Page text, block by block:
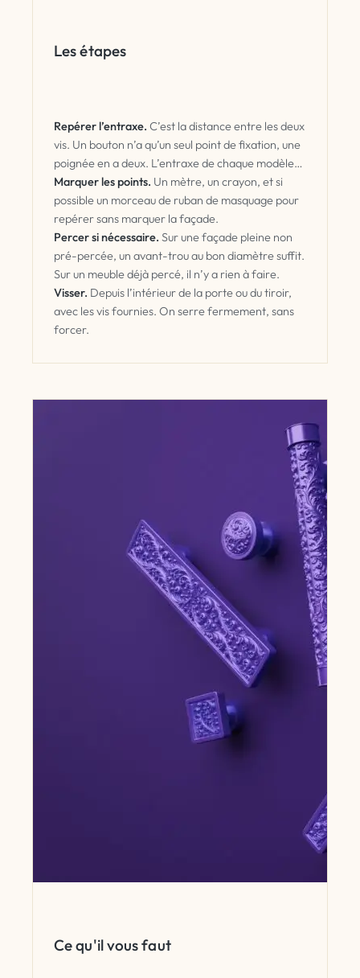
Les étapes
Repérer l’entraxe. C’est la distance entre les deux
vis. Un bouton n’a qu’un seul point de fixation, une
poignée en a deux. L’entraxe de chaque modèle
est indiqué sur sa fiche.
Marquer les points. Un mètre, un crayon, et si
possible un morceau de ruban de masquage pour
repérer sans marquer la façade.
Percer si nécessaire. Sur une façade pleine non
pré-percée, un avant-trou au bon diamètre suffit.
Sur un meuble déjà percé, il n’y a rien à faire.
Visser. Depuis l’intérieur de la porte ou du tiroir,
avec les vis fournies. On serre fermement, sans
forcer.
Ce qu'il vous faut